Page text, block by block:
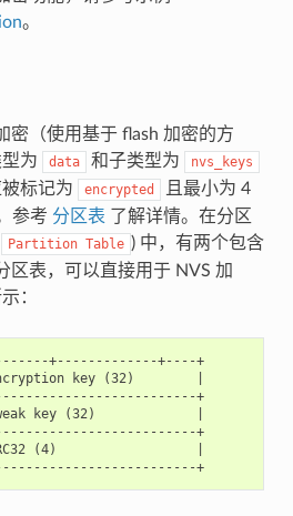
。
密（使用基于 flash 加密的方
为
data 和子类型为 nvs_keys
标记为 encrypted
且最小为 4
参考 分区表 了解详情。在分区
Partition Table ) 中，有两个包含
区表，可以直接用于 NVS 加
：
+-------------+----+
key (32)        |
+
key (32)             |
+
(4)                  |
+---------------------------------------------+